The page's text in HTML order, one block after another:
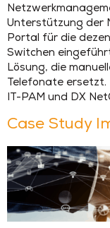
Unterstützung der
Portal für die
Switchen
Lösung, die
Telefonate
IT-PAM und DX
Case Study